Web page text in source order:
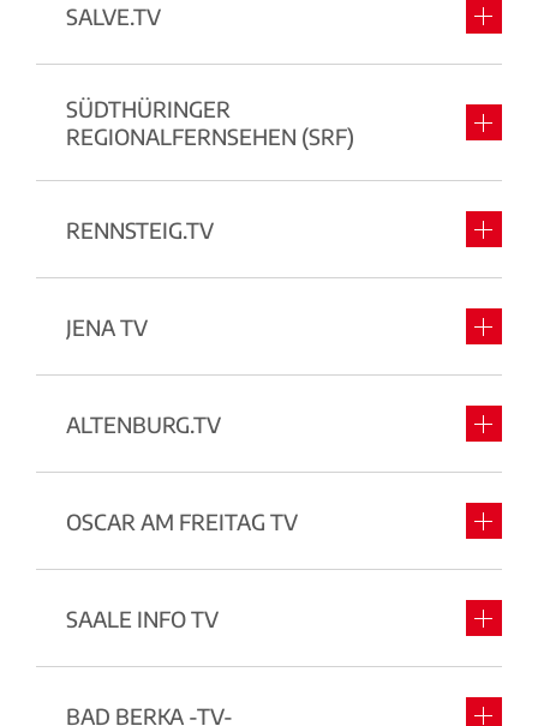
SALVE.TV
SÜDTHÜRINGER
REGIONALFERNSEHEN (SRF)
RENNSTEIG.TV
JENA TV
ALTENBURG.TV
OSCAR AM FREITAG TV
SAALE INFO TV
BAD BERKA -TV-